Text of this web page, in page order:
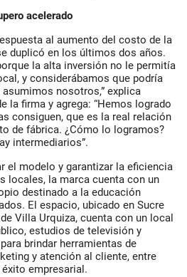
acelerado
al aumento del costo de la
duplicó en los últimos dos años.
la alta inversión no le permitía
y considerábamos que podría
nosotros,” explica
la firma y agrega: “Hemos logrado
consiguen, que es la real relación
de fábrica. ¿Cómo lo logramos?
intermediarios”.
el modelo y garantizar la eficiencia
locales, la marca cuenta con un
destinado a la educación
El espacio, ubicado en Sucre
Villa Urquiza, cuenta con un local
estudios de televisión y
brindar herramientas de
y atención al cliente, entre
empresarial.